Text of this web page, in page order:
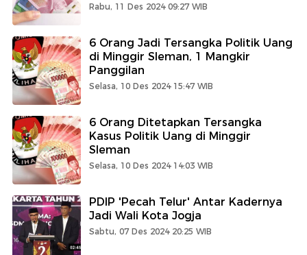
Rabu, 11 Des 2024 09:27 WIB
6 Orang Jadi Tersangka Politik Uang
di Minggir Sleman, 1 Mangkir
Panggilan
Selasa, 10 Des 2024 15:47 WIB
6 Orang Ditetapkan Tersangka
Kasus Politik Uang di Minggir
Sleman
Selasa, 10 Des 2024 14:03 WIB
PDIP 'Pecah Telur' Antar Kadernya
Jadi Wali Kota Jogja
Sabtu, 07 Des 2024 20:25 WIB